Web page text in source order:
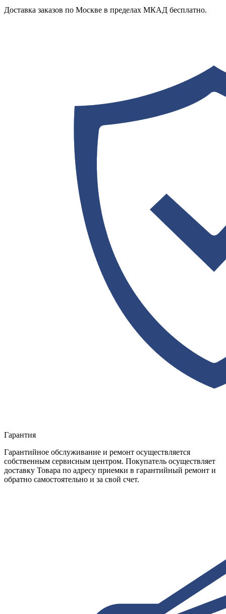
Доставка заказов по Москве в пределах МКАД бесплатно.
Гарантия
Гарантийное обслуживание и ремонт осуществляется
собственным сервисным центром. Покупатель осуществляет
доставку Товара по адресу приемки в гарантийный ремонт и
обратно самостоятельно и за свой счет.